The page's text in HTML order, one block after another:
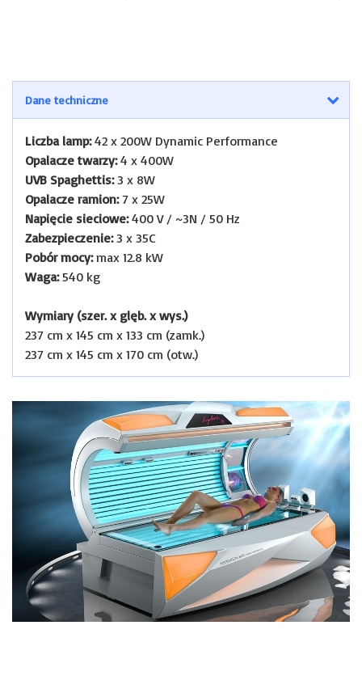
Dane techniczne
Liczba lamp:42 x 200W Dynamic Performance
Opalacze twarzy:4 x 400W
UVB Spaghettis:3 x 8W
Opalacze ramion:7 x 25W
Napięcie sieciowe:400 V / ~3N / 50 Hz
Zabezpieczenie:3 x 35C
Pobór mocy:max 12.8 kW
Waga:540 kg
Wymiary (szer. x glęb. x wys.)
237 cm x 145 cm x 133 cm (zamk.)
237 cm x 145 cm x 170 cm (otw.)